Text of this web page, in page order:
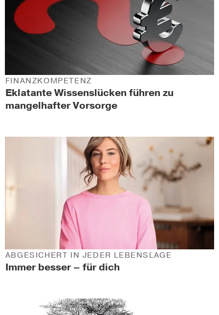
Eklatante Wissenslücken führen zu
mangelhafter Vorsorge
FINANZKOMPETENZ
Immer besser – für dich
ABGESICHERT IN JEDER LEBENSLAGE